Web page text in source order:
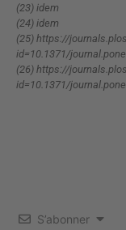
(23) idem
(24) idem
(25) https://
id=10.1371/
(26) https://
id=10.1371/
S’abonner